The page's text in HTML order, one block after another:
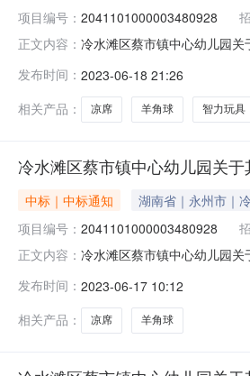
项目编号： 2041101000003480928
正文内容： 冷水滩区蔡市镇中心幼儿园
验收金额(元)验收标准\规格
发布时间： 2023-06-18 21:26
相关产品：
凉席 羊角球 智力玩具
冷水滩区蔡市镇中心幼儿园关
中标｜中标通知 湖南省｜永州市｜
项目编号： 2041101000003480928
正文内容： 冷水滩区蔡市镇中心幼儿园
息：项目所在行政区划编码
发布时间： 2023-06-17 10:12
相关产品：
凉席 羊角球